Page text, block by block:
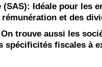
(SAS): Idéale pour les
et des
trouve aussi les
spécificités fiscales à